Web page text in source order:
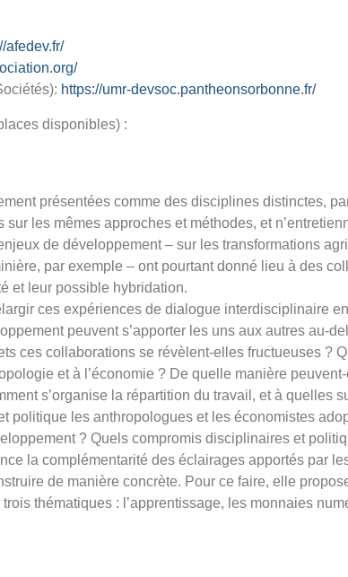
afedev.fr/
https://umr-devsoc.pantheonsorbonne.fr/
disponibles) :
présentées comme des disciplines distinctes,
les mêmes approches et méthodes, et
de développement – sur les transformations
par exemple – ont pourtant donné lieu à des
et leur possible hybridation.
ces expériences de dialogue interdisciplinaire
peuvent s’apporter les uns aux autres au-
ces collaborations se révèlent-elles fructueuses ?
et à l’économie ? De quelle manière
s’organise la répartition du travail, et à quelles
politique les anthropologues et les économistes
? Quels compromis disciplinaires et
la complémentarité des éclairages apportés par
de manière concrète. Pour ce faire, elle
thématiques : l’apprentissage, les monnaies